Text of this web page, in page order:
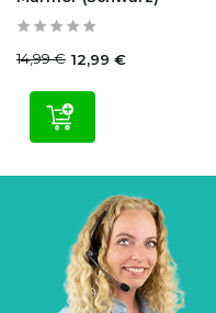
14,99 € 12,99 €